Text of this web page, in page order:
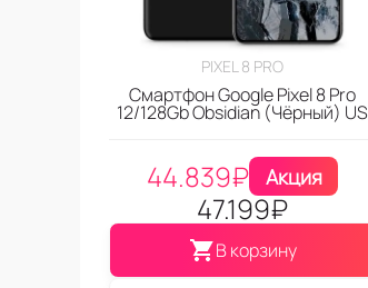
PIXEL 8 PRO
Смартфон Google Pixel 8 Pro
12/128Gb Obsidian (Чёрный) US
44.839₽ Акция
47.199₽
В корзину